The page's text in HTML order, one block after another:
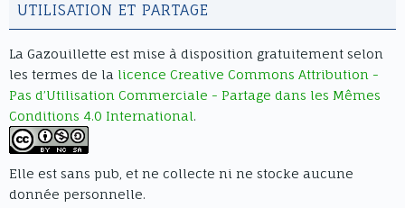
document.querySelectorAll(".df-ui
span").forEach(span => { if
(span.innerText.includes("Goto First
Page")) span.innerText = "Aller au
début"; if
(span.innerText.includes("Goto Last
Page")) span.innerText = "Aller à la
fin"; if (span.innerText.includes("Turn
on/off Sound")) span.innerText = "Son
on/off"; if
UTILISATION ET PARTAGE
La Gazouillette est mise à disposition gratuitement selon
les termes de la licence Creative Commons Attribution -
Pas d’Utilisation Commerciale - Partage dans les Mêmes
Conditions 4.0 International.
Elle est sans pub, et ne collecte ni ne stocke aucune
donnée personnelle.